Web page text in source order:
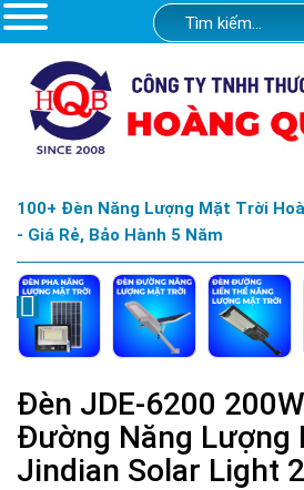
100+ Đèn Năng Lượng Mặt Trời
- Giá Rẻ, Bảo Hành 5 Năm
Đèn JDE-6200
Đường Năng Lượng
Jindian Solar Light